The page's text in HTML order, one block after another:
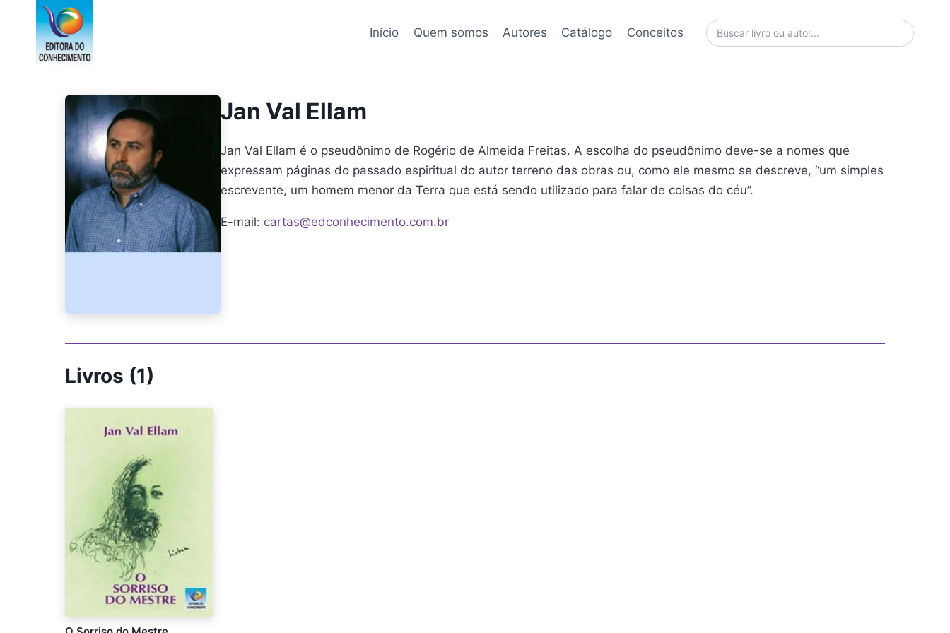
Conteúdo
Início Quem somos Autores Catálogo Conceitos
Jan Val Ellam
Jan Val Ellam é o pseudônimo de Rogério de Almeida Freitas. A escolha do pseudônimo deve-se a nomes que
expressam páginas do passado espiritual do autor terreno das obras ou, como ele mesmo se descreve, “um simples
escrevente, um homem menor da Terra que está sendo utilizado para falar de coisas do céu”.
E-mail: cartas@edconhecimento.com.br
Livros (1)